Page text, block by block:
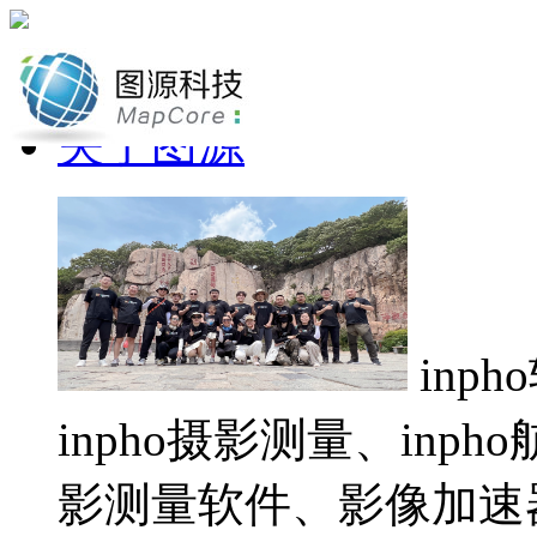
网站首页
关于图源
inpho摄影测量、inpho
影测量软件、影像加